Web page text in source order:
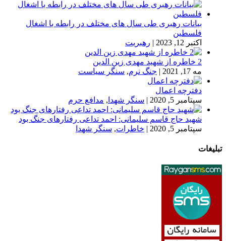
بیانات رهبری طی سال های مختلف در رابطه با اشغال
فلسطین
اکتبر 12, 2023
| رهبریت
2 خاطره از شهید مهدی زین الدین
مه 17, 2021
| جنگ نرم, سنگر سیاست
دفترچه اعمال
سپتامبر 5, 2020
| سنگر شهدا , مدافع حرم
شهید حاج قاسم سلیمانی: احمد تداعی رفتارهای جنگ بود
سپتامبر 5, 2020
| خاطرات, سنگر شهدا
تبلیغات